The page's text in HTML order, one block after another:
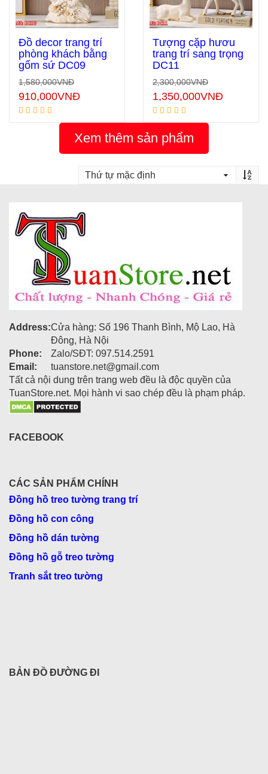
Tượng cặp hươu
trang trí sang trọng
DC11
2,300,000VNĐ
1,350,000VNĐ
Đồ decor trang trí
phòng khách bằng
gốm sứ DC09
1,580,000VNĐ
910,000VNĐ
Xem thêm sản phẩm
Address:Cửa hàng: Số 196 Thanh Bình, Mộ Lao, Hà
Đông, Hà Nội
Phone:
Zalo/SĐT: 097.514.2591
Email:
tuanstore.net@gmail.com
Tất cả nội dung trên trang web đều là độc quyền của
TuanStore.net. Mọi hành vi sao chép đều là phạm pháp.
FACEBOOK
CÁC SẢN PHẨM CHÍNH
Đồng hồ treo tường trang trí
Đồng hồ con công
Đồng hồ dán tường
Đồng hồ gỗ treo tường
Tranh sắt treo tường
BẢN ĐỒ ĐƯỜNG ĐI